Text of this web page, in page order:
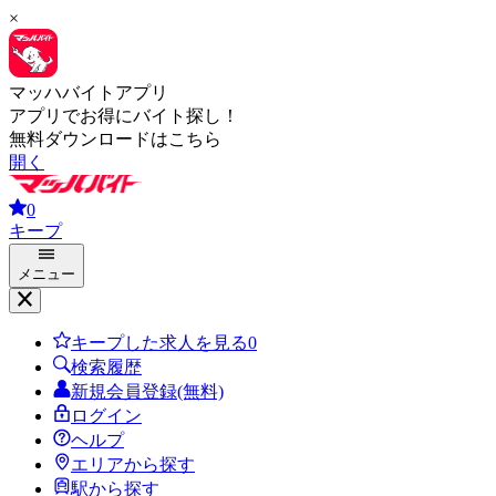
×
マッハバイトアプリ
アプリでお得にバイト探し！
無料ダウンロードはこちら
開く
0
キープ
メニュー
キープした求人を見る0
検索履歴
新規会員登録(無料)
ログイン
ヘルプ
エリアから探す
駅から探す